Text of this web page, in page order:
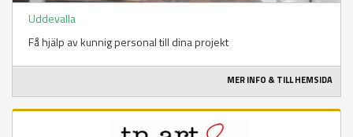
Uddevalla
Få hjälp av kunnig personal till dina projekt
MER INFO & TILL HEMSIDA